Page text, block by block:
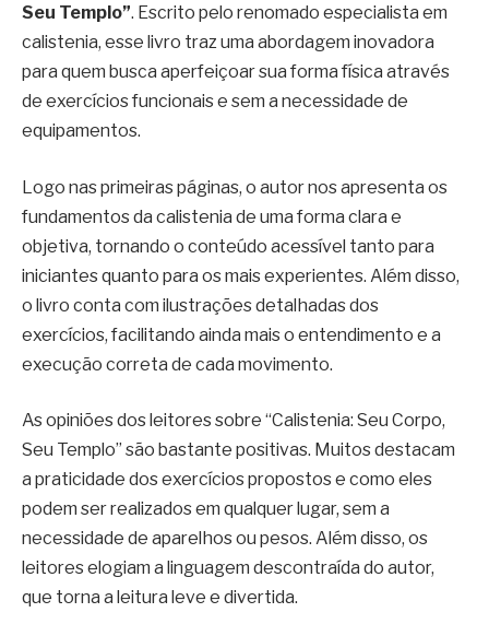
Seu Templo”. Escrito pelo renomado especialista em
calistenia, esse livro traz uma abordagem inovadora
para quem busca aperfeiçoar sua forma física através
de exercícios funcionais e sem a necessidade de
equipamentos.
Logo nas primeiras páginas, o autor nos apresenta os
fundamentos da calistenia de uma forma clara e
objetiva, tornando o conteúdo acessível tanto para
iniciantes quanto para os mais experientes. Além disso,
o livro conta com ilustrações detalhadas dos
exercícios, facilitando ainda mais o entendimento e a
execução correta de cada movimento.
As opiniões dos leitores sobre “Calistenia: Seu Corpo,
Seu Templo” são bastante positivas. Muitos destacam
a praticidade dos exercícios propostos e como eles
podem ser realizados em qualquer lugar, sem a
necessidade de aparelhos ou pesos. Além disso, os
leitores elogiam a linguagem descontraída do autor,
que torna a leitura leve e divertida.